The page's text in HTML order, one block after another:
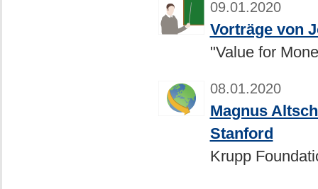
09.01.2020
Vorträge von
"Value for
08.01.2020
Magnus
Stanford
Krupp